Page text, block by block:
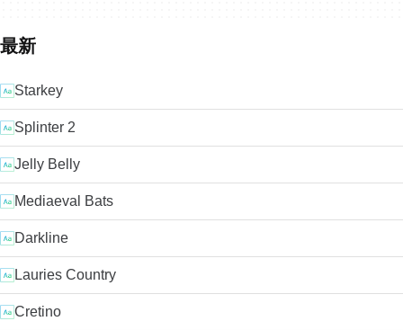
最新
Starkey
Splinter 2
Jelly Belly
Mediaeval Bats
Darkline
Lauries Country
Cretino